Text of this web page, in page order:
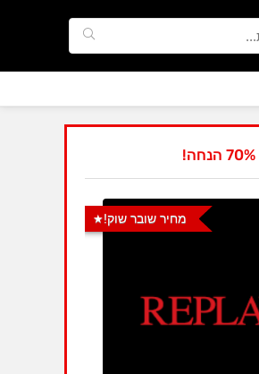
מחיר שובר שוק!